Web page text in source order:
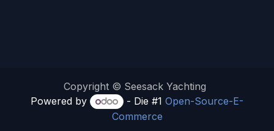
Copyright © Seesack Yachting
Powered by
- Die #1 Open-Source-E-
Commerce